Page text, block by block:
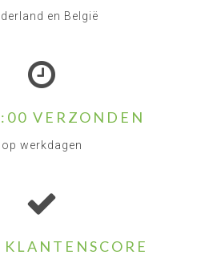
en België
VERZONDEN
op werkdagen